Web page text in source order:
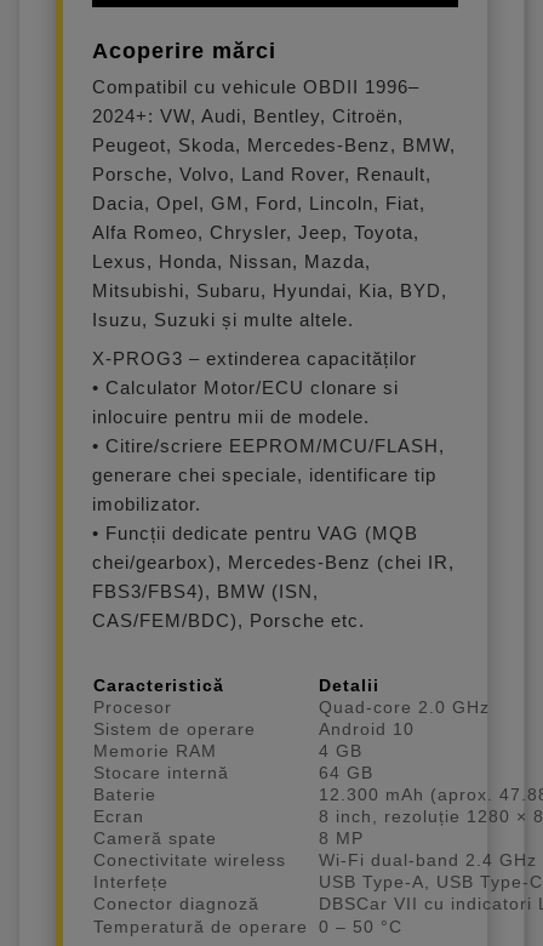
Acoperire mărci
Compatibil cu vehicule OBDII 1996–
2024+: VW, Audi, Bentley, Citroën,
Peugeot, Skoda, Mercedes-Benz, BMW,
Porsche, Volvo, Land Rover, Renault,
Dacia, Opel, GM, Ford, Lincoln, Fiat,
Alfa Romeo, Chrysler, Jeep, Toyota,
Lexus, Honda, Nissan, Mazda,
Mitsubishi, Subaru, Hyundai, Kia, BYD,
Isuzu, Suzuki și multe altele.
X-PROG3 – extinderea capacităților
• Calculator Motor/ECU clonare si
inlocuire pentru mii de modele.
• Citire/scriere EEPROM/MCU/FLASH,
generare chei speciale, identificare tip
imobilizator.
• Funcții dedicate pentru VAG (MQB
chei/gearbox), Mercedes-Benz (chei IR,
FBS3/FBS4), BMW (ISN,
CAS/FEM/BDC), Porsche etc.
Caracteristică
Detalii
Procesor
Quad-core 2.0 GHz
Sistem de operare
Android 10
Memorie RAM
4 GB
Stocare internă
64 GB
Baterie
12.300 mAh (aprox.
Ecran
8 inch, rezoluție 1280 ×
Cameră spate
8 MP
Conectivitate wireless
Wi-Fi dual-band 2.4 GHz
Interfețe
USB Type-A, USB Type-C
Conector diagnoză
DBSCar VII cu indicatori
Temperatură de operare
0 – 50 °C